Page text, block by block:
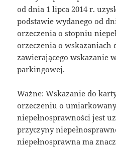
od dnia 1 lipca 2014 r.
podstawie wydanego od
orzeczenia o stopniu
orzeczenia o
zawierającego wskazanie
parkingowej.
Ważne: Wskazanie do
orzeczeniu o
niepełnosprawności jest
przyczyny
niepełnosprawna ma